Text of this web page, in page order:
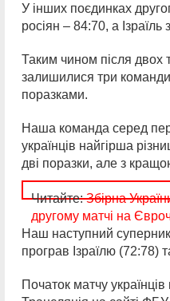
У інших поєдинках
росіян – 84:70, а
Таким чином після двох
залишилися три
поразками.
Наша команда серед
українців найгірша
дві поразки, але з
Читайте:Збірна
другому матчі на
Наш наступний
програв Ізраїлю (72:78)
Початок матчу